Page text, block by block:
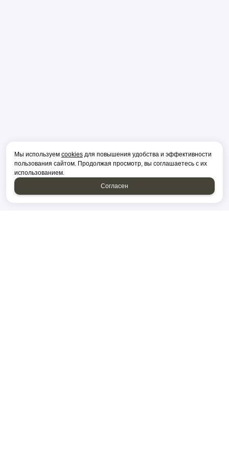
Мы используем cookies для повышения удобства и эффективности
пользования сайтом. Продолжая просмотр, вы соглашаетесь с их
использованием.
Согласен